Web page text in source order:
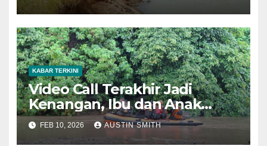
KABAR TERKINI
Video Call Terakhir Jadi
Kenangan, Ibu dan Anak
Hilang di Sungai Paguyaman
Gorontalo
FEB 10, 2026 AUSTIN SMITH